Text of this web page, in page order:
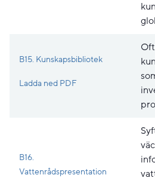
B15. Kunskapsbibliotek
Ladda ned PDFPdf, 152.7 kB, öppnas
B16.
Vattenrådspresentation